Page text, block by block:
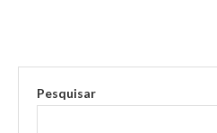
Pesquisar